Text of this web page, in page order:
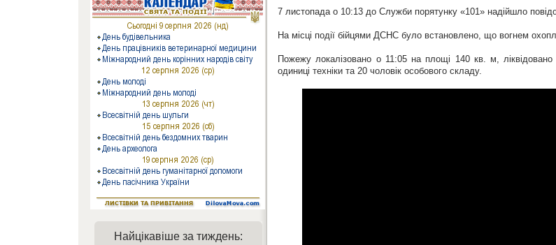
7 листопада о 10:13 до Служби порятунку «101» надійшло
На місці події бійцями ДСНС було встановлено, що вогнем
Пожежу локалізовано о 11:05 на площі 140 кв. м,
одиниці техніки та 20 чоловік особового складу.
Найцікавіше за тиждень: